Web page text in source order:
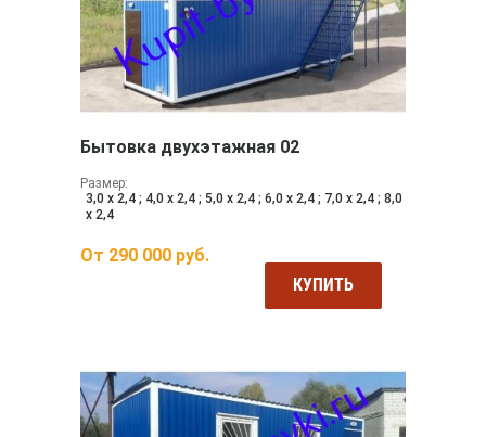
Бытовка двухэтажная 02
Размер:
3,0 х 2,4 ; 4,0 х 2,4 ; 5,0 х 2,4 ; 6,0 х 2,4 ; 7,0 х 2,4 ; 8,0
х 2,4
От 290 000 руб.
КУПИТЬ